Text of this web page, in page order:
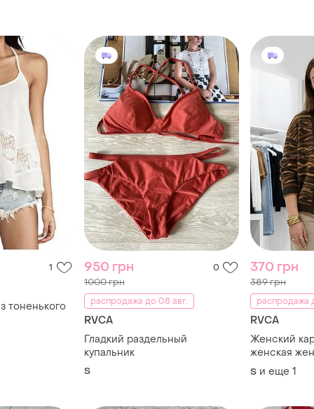
1
тоненького
950 грн 0
1000 грн
распродажа до 08 авг.
RVCA
Гладкий раздельный
купальник
S
370 грн
389 грн
распродажа
RVCA
Женский
женская
свитер
вязаный
S и еще 1